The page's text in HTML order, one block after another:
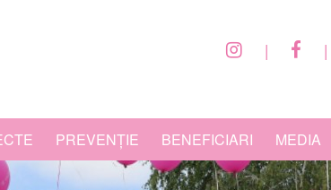
| |
PREVENȚIE BENEFICIARI MEDIA